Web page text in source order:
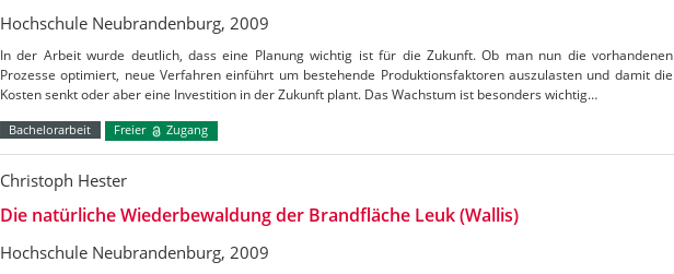
Hochschule Neubrandenburg, 2009
In der Arbeit wurde deutlich, dass eine Planung wichtig ist für die Zukunft. Ob man nun die vorhandenen
Prozesse optimiert, neue Verfahren einführt um bestehende Produktionsfaktoren auszulasten und damit die
Kosten senkt oder aber eine Investition in der Zukunft plant. Das Wachstum ist besonders wichtig…
Bachelorarbeit Freier Zugang
Christoph Hester
Die natürliche Wiederbewaldung der Brandfläche Leuk (Wallis)
Hochschule Neubrandenburg, 2009